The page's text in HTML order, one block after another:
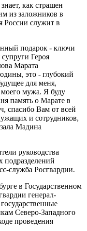
как страшен
из заложников в
России служит в
подарок - ключи
Героя
Марата
это - глубокий
для меня,
мужа. Я буду
память о Марате в
спасибо Вам от всей
и сотрудников,
Мадина
руководства
подразделений
служба Росгвардии.
в Государственном
генерал-
государственные
Северо-Западного
проведения